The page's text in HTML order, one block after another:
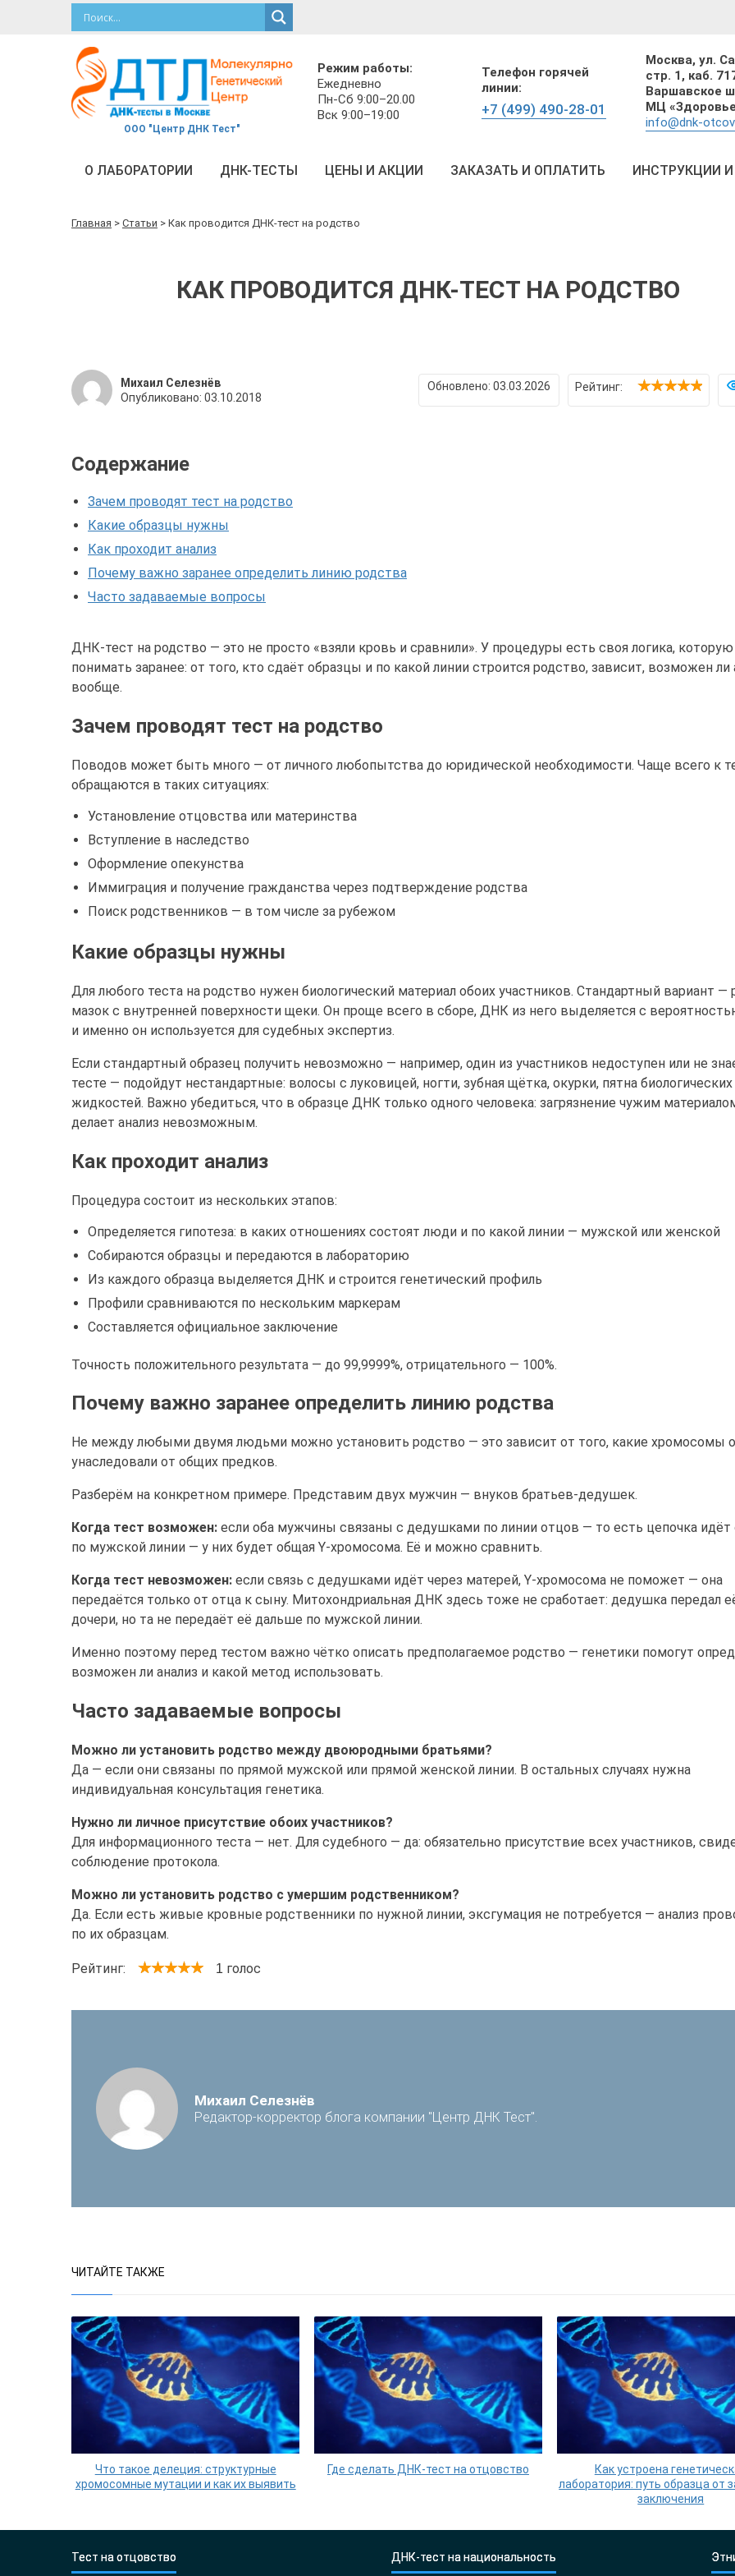
ООО "Центр ДНК Тест"
Режим работы:
Ежедневно
Пн-Сб 9:00–20.00
Вск 9:00–19:00
Телефон горячей
линии:
+7 (499) 490-28-01
Москва, ул.
стр. 1, каб.
Варшавское
МЦ
info@dnk-
О ЛАБОРАТОРИИ ДНК-ТЕСТЫ ЦЕНЫ И АКЦИИ ЗАКАЗАТЬ И ОПЛАТИТЬ ИНСТРУКЦИИ
Главная > Статьи > Как проводится ДНК-тест на родство
КАК ПРОВОДИТСЯ ДНК-ТЕСТ НА РОДСТВО
Михаил Селезнёв
Опубликовано: 03.10.2018
Обновлено: 03.03.2026 Рейтинг:
Содержание
Зачем проводят тест на родство
Какие образцы нужны
Как проходит анализ
Почему важно заранее определить линию родства
Часто задаваемые вопросы
ДНК-тест на родство — это не просто «взяли кровь и сравнили». У процедуры есть своя логика,
понимать заранее: от того, кто сдаёт образцы и по какой линии строится родство, зависит, возможен ли
вообще.
Зачем проводят тест на родство
Поводов может быть много — от личного любопытства до юридической необходимости. Чаще всего к
обращаются в таких ситуациях:
Установление отцовства или материнства
Вступление в наследство
Оформление опекунства
Иммиграция и получение гражданства через подтверждение родства
Поиск родственников — в том числе за рубежом
Какие образцы нужны
Для любого теста на родство нужен биологический материал обоих участников. Стандартный вариант —
мазок с внутренней поверхности щеки. Он проще всего в сборе, ДНК из него выделяется с
и именно он используется для судебных экспертиз.
Если стандартный образец получить невозможно — например, один из участников недоступен или не
тесте — подойдут нестандартные: волосы с луковицей, ногти, зубная щётка, окурки, пятна биологических
жидкостей. Важно убедиться, что в образце ДНК только одного человека: загрязнение чужим
делает анализ невозможным.
Как проходит анализ
Процедура состоит из нескольких этапов:
Определяется гипотеза: в каких отношениях состоят люди и по какой линии — мужской или женской
Собираются образцы и передаются в лабораторию
Из каждого образца выделяется ДНК и строится генетический профиль
Профили сравниваются по нескольким маркерам
Составляется официальное заключение
Точность положительного результата — до 99,9999%, отрицательного — 100%.
Почему важно заранее определить линию родства
Не между любыми двумя людьми можно установить родство — это зависит от того, какие хромосомы
унаследовали от общих предков.
Разберём на конкретном примере. Представим двух мужчин — внуков братьев-дедушек.
Когда тест возможен: если оба мужчины связаны с дедушками по линии отцов — то есть цепочка идёт
по мужской линии — у них будет общая Y-хромосома. Её и можно сравнить.
Когда тест невозможен: если связь с дедушками идёт через матерей, Y-хромосома не поможет — она
передаётся только от отца к сыну. Митохондриальная ДНК здесь тоже не сработает: дедушка передал
дочери, но та не передаёт её дальше по мужской линии.
Именно поэтому перед тестом важно чётко описать предполагаемое родство — генетики помогут
возможен ли анализ и какой метод использовать.
Часто задаваемые вопросы
Можно ли установить родство между двоюродными братьями?
Да — если они связаны по прямой мужской или прямой женской линии. В остальных случаях нужна
индивидуальная консультация генетика.
Нужно ли личное присутствие обоих участников?
Для информационного теста — нет. Для судебного — да: обязательно присутствие всех участников,
соблюдение протокола.
Можно ли установить родство с умершим родственником?
Да. Если есть живые кровные родственники по нужной линии, эксгумация не потребуется — анализ
по их образцам.
Рейтинг: 1 голос
Михаил Селезнёв
Редактор-корректор блога компании "Центр ДНК Тест".
ЧИТАЙТЕ ТАКЖЕ
Что такое делеция: структурные
хромосомные мутации и как их выявить
Где сделать ДНК-тест на отцовство
Как устроена
лаборатория: путь образца от
заключения
Тест на отцовство ДНК-тест на национальность